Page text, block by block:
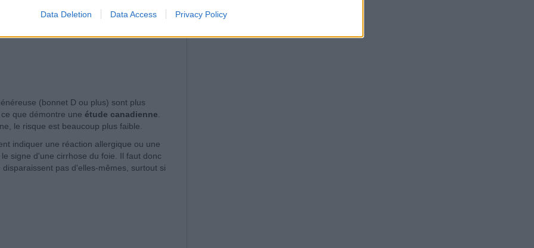
Data Deletion Data Access Privacy Policy
(bonnet D ou plus) sont plus
que démontre une étude canadienne
le risque est beaucoup plus faible.
indiquer une réaction allergique ou une
signe d'une cirrhose du foie. Il faut donc
pas d'elles-mêmes, surtout si